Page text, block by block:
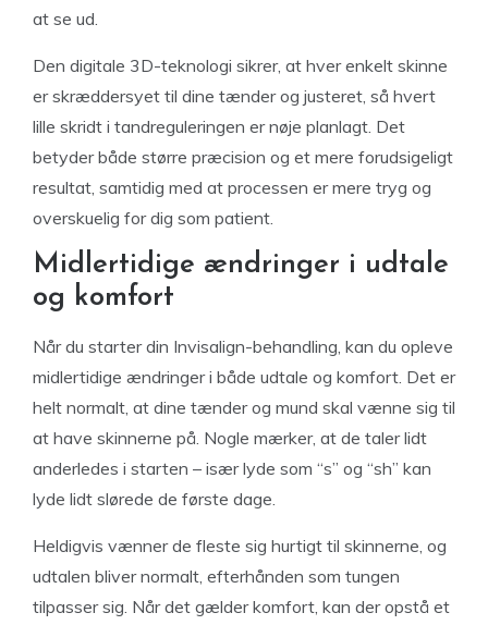
at se ud.
Den digitale 3D-teknologi sikrer, at hver enkelt skinne
er skræddersyet til dine tænder og justeret, så hvert
lille skridt i tandreguleringen er nøje planlagt. Det
betyder både større præcision og et mere forudsigeligt
resultat, samtidig med at processen er mere tryg og
overskuelig for dig som patient.
Midlertidige ændringer i udtale
og komfort
Når du starter din Invisalign-behandling, kan du opleve
midlertidige ændringer i både udtale og komfort. Det er
helt normalt, at dine tænder og mund skal vænne sig til
at have skinnerne på. Nogle mærker, at de taler lidt
anderledes i starten – især lyde som “s” og “sh” kan
lyde lidt slørede de første dage.
Heldigvis vænner de fleste sig hurtigt til skinnerne, og
udtalen bliver normalt, efterhånden som tungen
tilpasser sig. Når det gælder komfort, kan der opstå et